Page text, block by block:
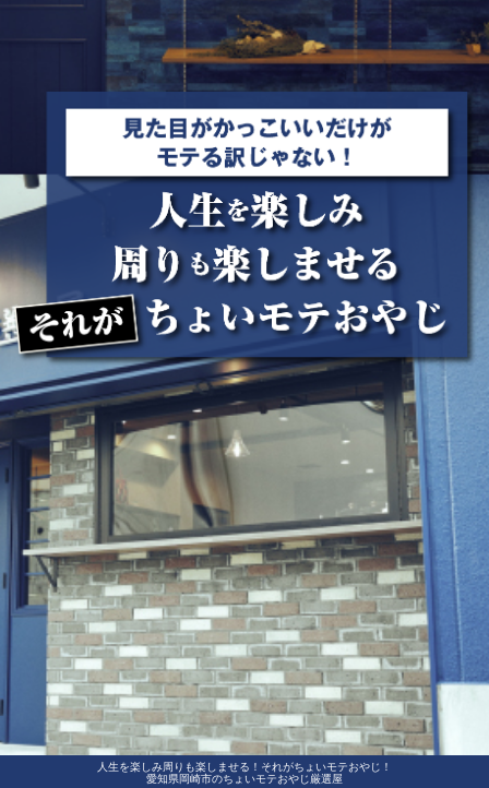
人生を楽しみ周りも楽しませる！それがちょいモテおやじ！
愛知県岡崎市のちょいモテおやじ厳選屋